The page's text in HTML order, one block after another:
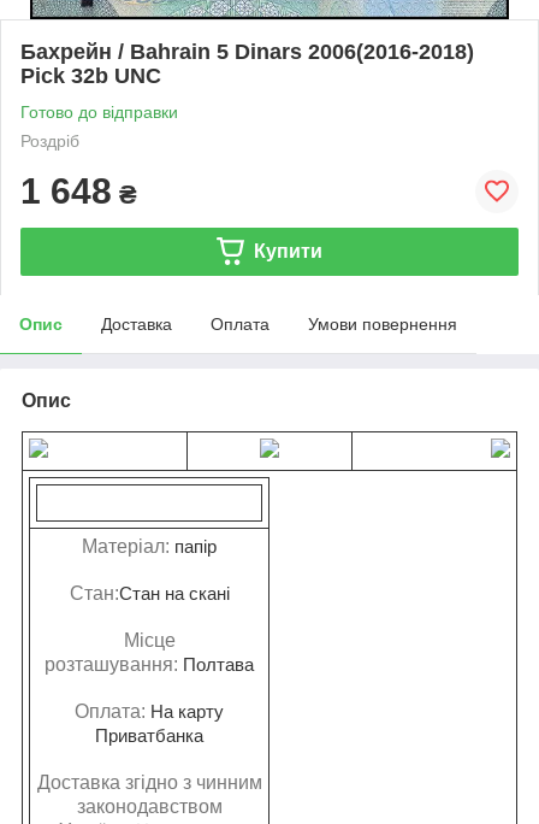
Бахрейн / Bahrain 5 Dinars 2006(2016-2018)
Pick 32b UNC
Готово до відправки
Роздріб
1 648 ₴
Купити
Опис Доставка Оплата Умови повернення
Опис
Матеріал: папір
Стан:Стан на скані
Місце
розташування: Полтава
Оплата: На карту
Приватбанка
Доставка згідно з чинним
законодавством